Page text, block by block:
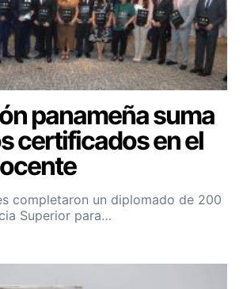
panameña suma
certificados en el
completaron un diplomado de 200
Superior para…